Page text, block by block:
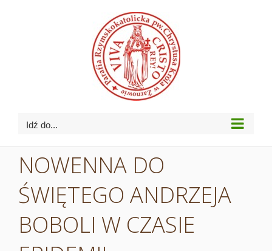
Idź do...
NOWENNA DO
ŚWIĘTEGO ANDRZEJA
BOBOLI W CZASIE